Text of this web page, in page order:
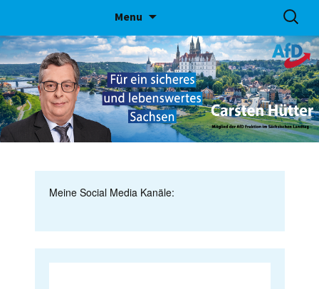
Menu
content
Suchen
nach:
Meine Social Media Kanäle: